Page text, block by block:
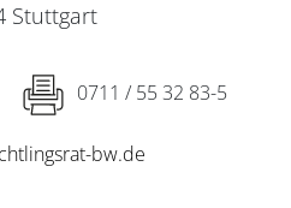
Stuttgart
0711 / 55 32 83-5
bw.de